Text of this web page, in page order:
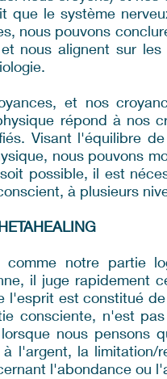
que le système
nous pouvons
nous alignent sur
et nos
répond à nos
Visant l'équilibre
nous pouvons
possible, il est
à plusieurs
notre partie
il juge rapidement
l'esprit est constitué
consciente, n'est
nous pensons
l'argent, la limitation/
l'abondance ou